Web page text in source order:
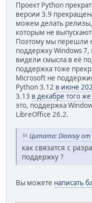
Проект Python
версии 3.9
можем делать
которым не
Поэтому мы перешли
поддержку Windows
видели смысла в её
поддержка тоже
Microsoft не
Python 3.12 в июне
3.13 в декабре того
это, поддержка
LibreOffice 26.2.
Цитата: Dionisiy от
как связатся с
поддержку ?
Вы можете написать